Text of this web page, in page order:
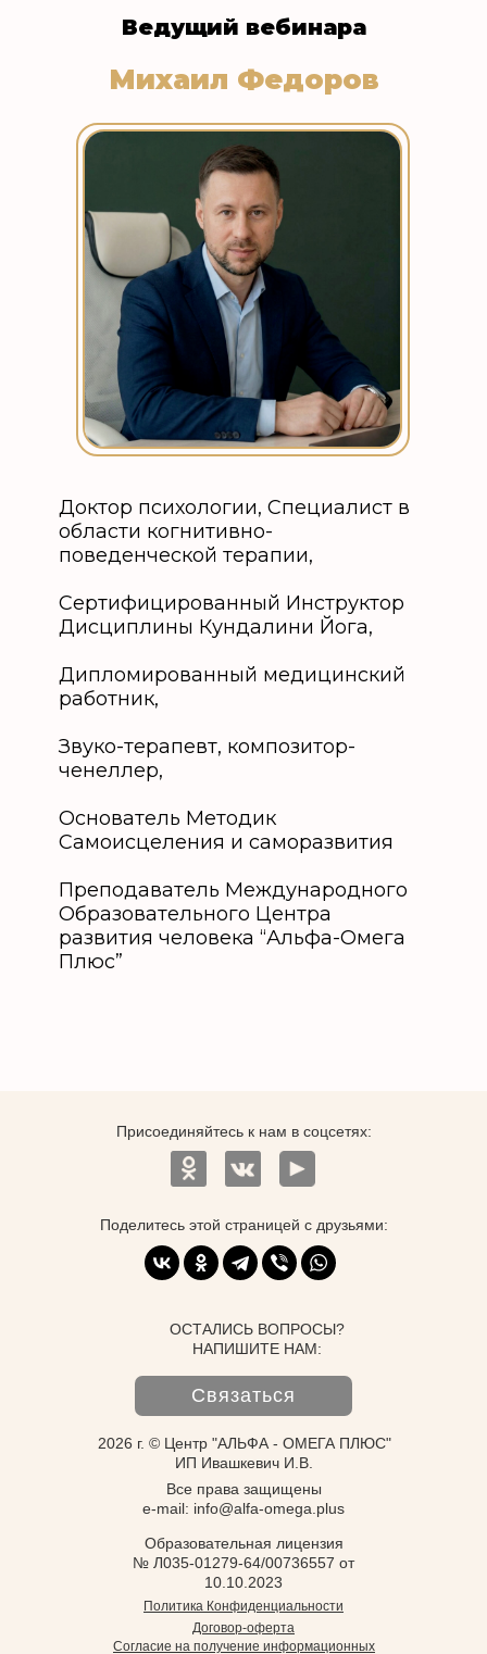
Ведущий вебинара
Доктор психологии, Специалист в
области когнитивно-
поведенческой терапии,
Сертифицированный Инструктор
Дисциплины Кундалини Йога,
Дипломированный медицинский
работник,
Звуко-терапевт, композитор-
ченеллер,
Основатель Методик
Самоисцеления и саморазвития
Преподаватель Международного
Образовательного Центра
развития человека “Альфа-Омега
Плюс”
Михаил Федоров
2026 г. © Центр "АЛЬФА - ОМЕГА ПЛЮС"
ИП Ивашкевич И.В.
Поделитесь этой страницей с друзьями:
ОСТАЛИСЬ ВОПРОСЫ?
НАПИШИТЕ НАМ:
Связаться
Политика Конфиденциальности
Договор-оферта
Согласие на получение информационных
Присоединяйтесь к нам в соцсетях:
Все права защищены
e-mail: info@alfa-omega.plus
Образовательная лицензия
№ Л035-01279-64/00736557 от
10.10.2023